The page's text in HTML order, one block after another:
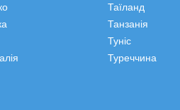
Таїланд
Танзанія
Туніс
Туреччина